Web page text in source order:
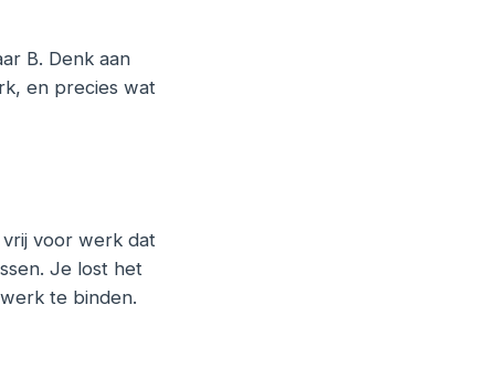
B. Denk aan
en precies wat
voor werk dat
Je lost het
te binden.